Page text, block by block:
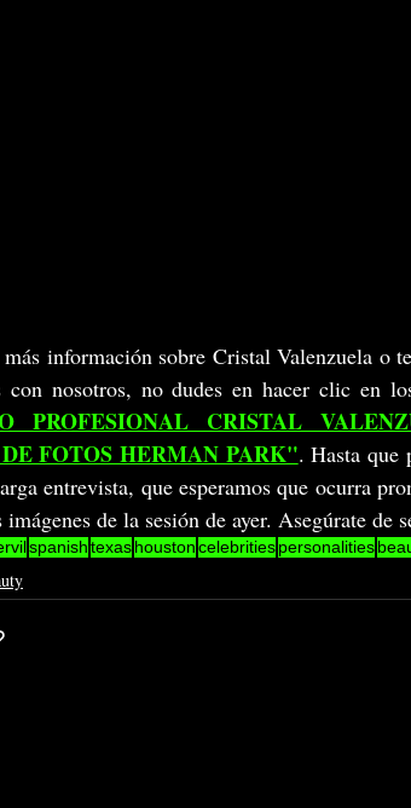
información sobre Cristal Valenzuela o
con nosotros, no dudes en hacer clic en
PROFESIONAL CRISTAL
FOTOS HERMAN PARK". Hasta que
entrevista, que esperamos que ocurra
imágenes de la sesión de ayer. Asegúrate de
spanishtexashoustoncelebritiespersonalities